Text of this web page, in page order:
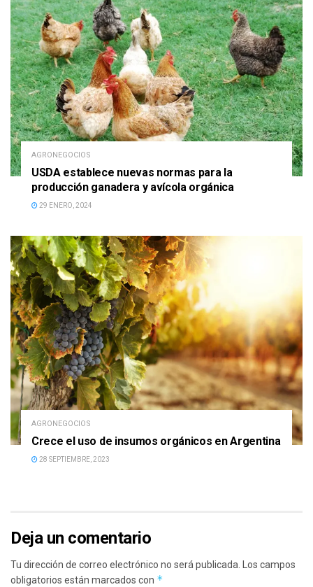
AGRONEGOCIOS
USDA establece nuevas normas para la
producción ganadera y avícola orgánica
29 ENERO, 2024
AGRONEGOCIOS
Crece el uso de insumos orgánicos en Argentina
28 SEPTIEMBRE, 2023
Deja un comentario
Tu dirección de correo electrónico no será publicada.
Los campos
obligatorios están marcados con *